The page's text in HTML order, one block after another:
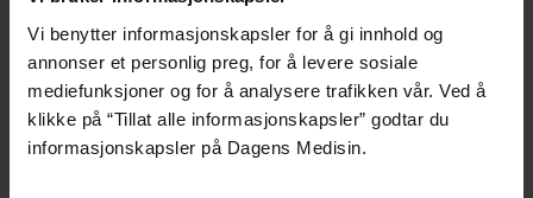
Vi benytter informasjonskapsler for å gi innhold og
annonser et personlig preg, for å levere sosiale
mediefunksjoner og for å analysere trafikken vår. Ved å
klikke på “Tillat alle informasjonskapsler” godtar du
informasjonskapsler på Dagens Medisin.
– Jobben starter når
pasienten har nådd